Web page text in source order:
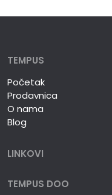
TEMPUS
Početak
Prodavnica
O nama
Blog
LINKOVI
TEMPUS DOO